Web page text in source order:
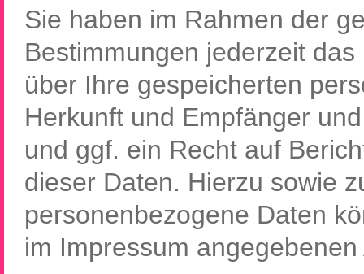
Sie haben im Rahmen der
Bestimmungen jederzeit
über Ihre gespeicherten
Herkunft und Empfänger
und ggf. ein Recht auf
dieser Daten. Hierzu sowie
personenbezogene Daten
im Impressum